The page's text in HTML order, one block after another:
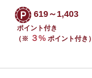
619～1,403
ポイント付き
（※ ３% ポイント付き）